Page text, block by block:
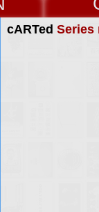
cARTed Series